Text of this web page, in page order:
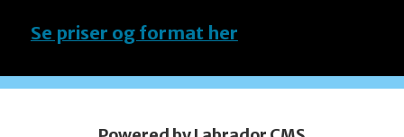
Se priser og format her